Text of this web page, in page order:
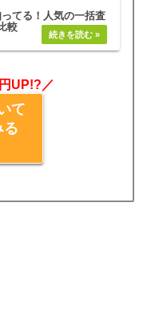
てる！人気の一括査
較
UP!?／
て
る